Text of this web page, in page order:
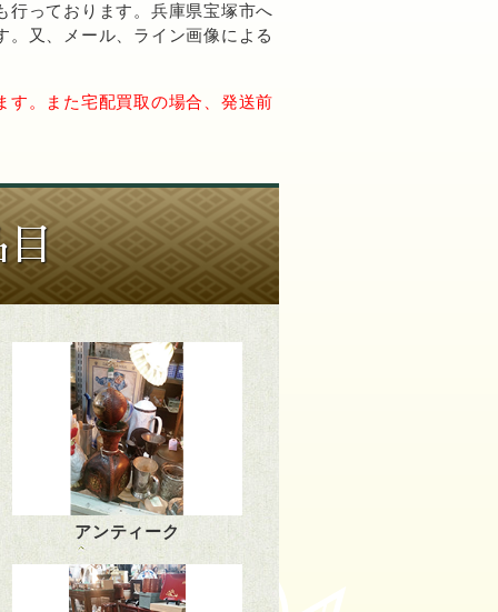
行っております。兵庫県宝塚市へ
又、メール、ライン画像による
す。また宅配買取の場合、発送前
目
アンティーク